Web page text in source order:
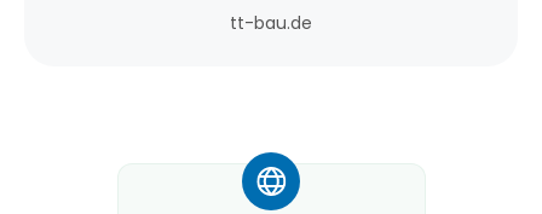
tt-bau.de
*